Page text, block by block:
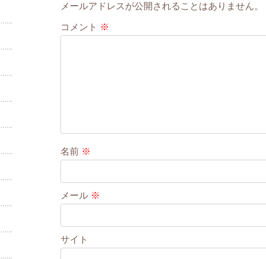
メールアドレスが公開されることはありません。
コメント ※
名前 ※
メール ※
サイト